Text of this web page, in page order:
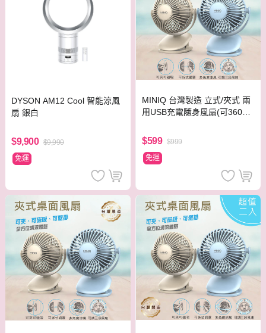
DYSON AM12 Cool 智能涼風
扇 銀白
$9,900 $9,990
免運
MINIQ 台灣製造 立式/夾式 兩
用USB充電隨身風扇(可360度
$599 $999
免運